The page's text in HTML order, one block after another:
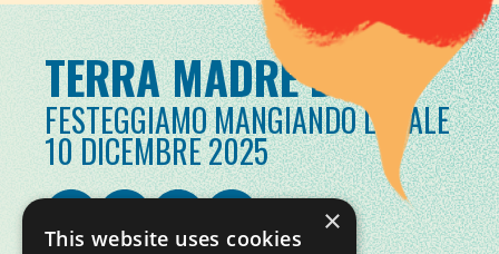
TERRA MADRE DAY
FESTEGGIAMO MANGIANDO LOCALE
10 DICEMBRE 2025
×
This website uses cookies